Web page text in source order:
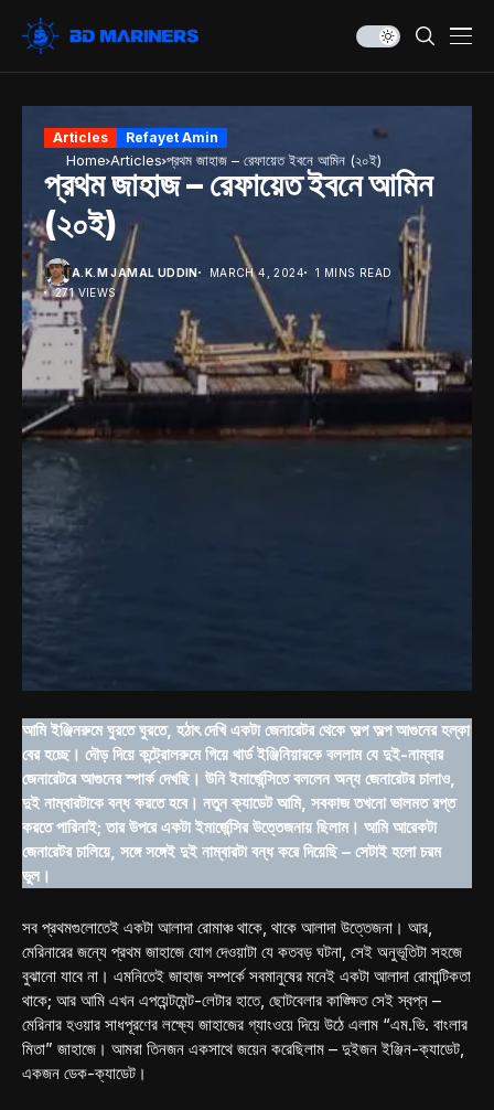
Home Articles প্রথম জাহাজ – রেফায়েত ইবনে আমিন (২০ই)
Articles Refayet Amin
প্রথম জাহাজ – রেফায়েত ইবনে আমিন
(২০ই)
A.K.M JAMAL UDDIN MARCH 4, 2024
1 MINS READ
271 VIEWS
আমি ইঞ্জিনরুমে ঘুরতে ঘুরতে, হঠাৎ দেখি একটা জেনারেটর থেকে অল্প অল্প আগুনের হল্কা
বের হচ্ছে। দৌড় দিয়ে কন্ট্রোলরুমে গিয়ে থার্ড ইঞ্জিনিয়ারকে বললাম যে দুই-নাম্বার
জেনারেটরে আগুনের স্পার্ক দেখছি। উনি ইমার্জেন্সিতে বললেন অন্য জেনারেটর চালাও,
দুই নাম্বারটাকে বন্ধ করতে হবে। নতুন ক্যাডেট আমি, সবকাজ তখনো ভালমত রপ্ত
করতে পারিনাই; তার উপরে একটা ইমার্জেন্সির উত্তেজনায় ছিলাম। আমি আরেকটা
জেনারেটর চালিয়ে, সঙ্গে সঙ্গেই দুই নাম্বারটা বন্ধ করে দিয়েছি – সেটাই হলো চরম
ভুল।
সব প্রথমগুলোতেই একটা আলাদা রোমাঞ্চ থাকে, থাকে আলাদা উত্তেজনা। আর,
মেরিনারের জন্যে প্রথম জাহাজে যোগ দেওয়াটা যে কতবড় ঘটনা, সেই অনুভূতিটা সহজে
বুঝানো যাবে না। এমনিতেই জাহাজ সম্পর্কে সবমানুষের মনেই একটা আলাদা রোমান্টিকতা
থাকে; আর আমি এখন এপয়েন্টমেন্ট-লেটার হাতে, ছোটবেলার কাঙ্ক্ষিত সেই স্বপ্ন –
মেরিনার হওয়ার সাধপূরণের লক্ষ্যে জাহাজের গ্যাংওয়ে দিয়ে উঠে এলাম “এম.ভি. বাংলার
মিতা” জাহাজে। আমরা তিনজন একসাথে জয়েন করেছিলাম – দুইজন ইঞ্জিন-ক্যাডেট,
একজন ডেক-ক্যাডেট।